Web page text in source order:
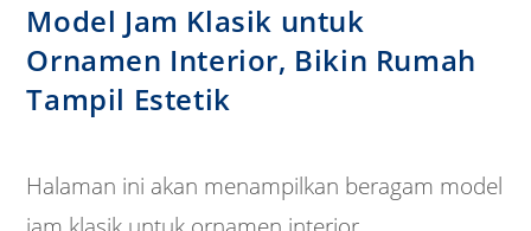
Model Jam Klasik untuk
Ornamen Interior, Bikin Rumah
Tampil Estetik
Halaman ini akan menampilkan beragam model